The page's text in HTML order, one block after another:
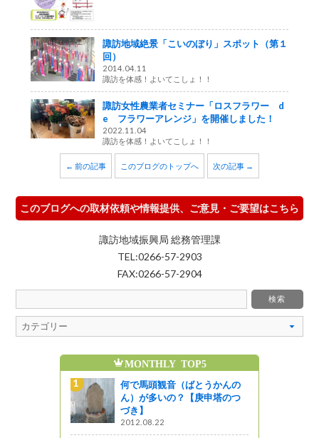
諏訪地域絶景「こいのぼり」スポット（第１
回）
2014.04.11
諏訪を体感！よいてこしょ！！
諏訪女性農業者セミナー「ロスフラワー d
e フラワーアレンジ」を開催しました！
2022.11.04
諏訪を体感！よいてこしょ！！
← 前の記事 このブログのトップへ 次の記事 →
このブログへの取材依頼や情報提供、ご意見・ご要望はこちら
諏訪地域振興局 総務管理課
TEL:0266-57-2903
FAX:0266-57-2904
MONTHLY TOP5
何で馬頭観音（ばとうかんの
ん）が多いの？【庚申塔のつ
づき】
2012.08.22